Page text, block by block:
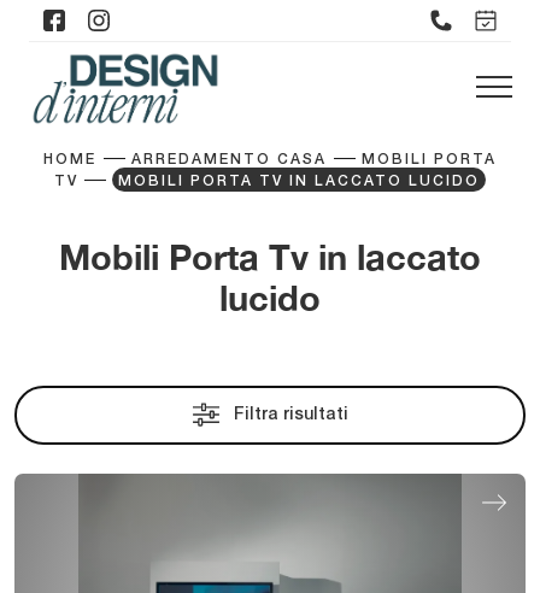
HOME ARREDAMENTO CASA
MOBILI PORTA
TV
MOBILI PORTA TV IN LACCATO LUCIDO
Mobili Porta Tv in laccato
lucido
Filtra risultati